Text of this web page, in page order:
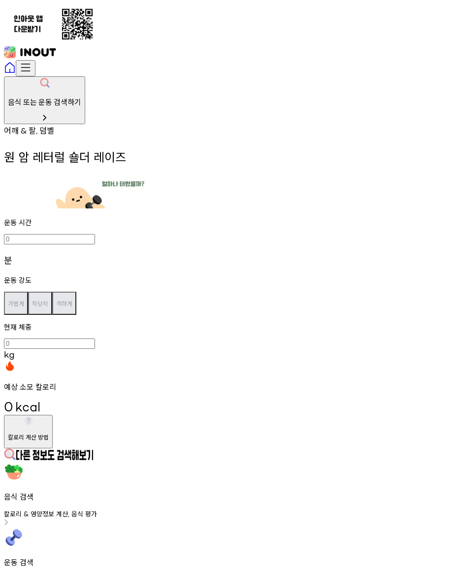
음식 또는 운동 검색하기
어깨 & 팔, 덤벨
원 암 레터럴 숄더 레이즈
운동 시간
분
운동 강도
가볍게 적당히 격하게
현재 체중
kg
예상 소모 칼로리
0 kcal
칼로리 계산 방법
음식 검색
칼로리 & 영양정보 계산, 음식 평가
운동 검색